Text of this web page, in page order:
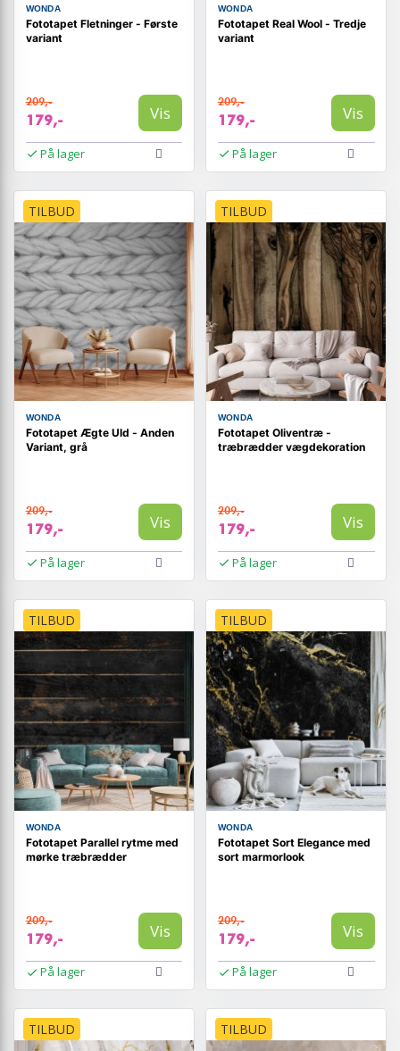
WONDA
Fototapet Fletninger - Første
variant
209,-
179,- Vis
På lager
WONDA
Fototapet Real Wool - Tredje
variant
209,-
179,- Vis
På lager
TILBUD
WONDA
Fototapet Ægte Uld - Anden
Variant, grå
209,-
179,- Vis
På lager
TILBUD
WONDA
Fototapet Oliventræ -
træbrædder vægdekoration
209,-
179,- Vis
På lager
TILBUD
WONDA
Fototapet Parallel rytme med
mørke træbrædder
209,-
179,- Vis
På lager
TILBUD
WONDA
Fototapet Sort Elegance med
sort marmorlook
209,-
179,- Vis
På lager
TILBUD TILBUD